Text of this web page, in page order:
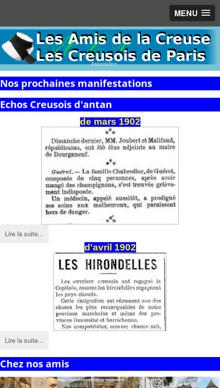
MENU
Association
Nos prochaines manifestations
Echos Creusois d'antan
de mars 1902
Lire la suite...
d'avril 1902
Lire la suite...
Chez nos amis